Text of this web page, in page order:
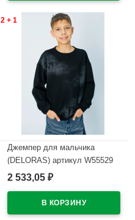
2 + 1
Джемпер для мальчика
(DELORAS) артикул W55529
размер 34/134-44/164 цвет
2 533,05 ₽